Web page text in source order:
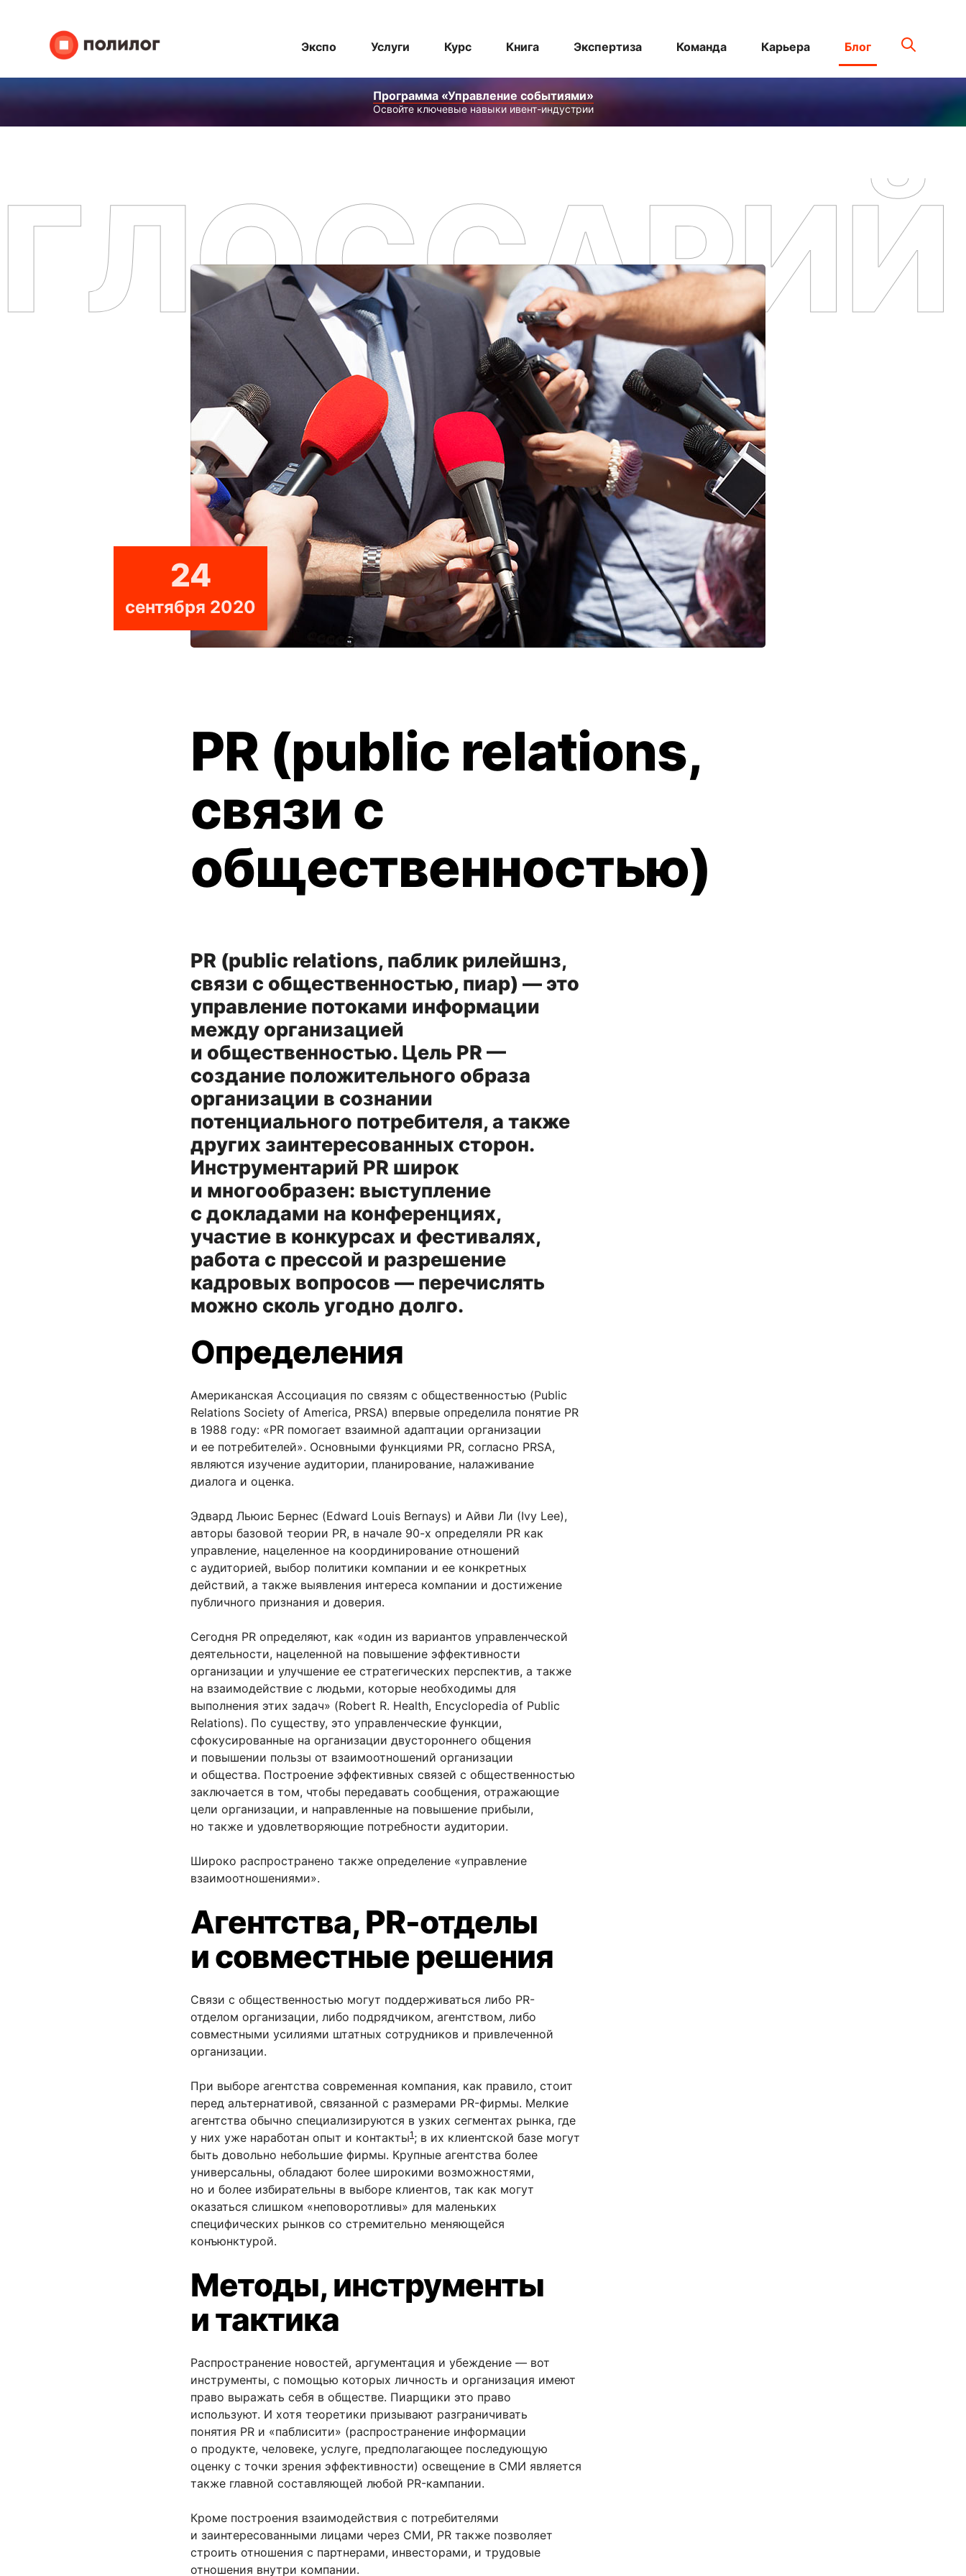
Экспо Услуги Курс Книга Экспертиза Команда Карьера Блог
Программа «Управление событиями»
Освойте ключевые навыки ивент-индустрии
ГЛОССАРИЙ
PR (public relations,
связи с
общественностью)
24
сентября 2020
PR (public relations, паблик рилейшнз,
связи с общественностью, пиар) — это
управление потоками информации
между организацией
и общественностью. Цель PR —
создание положительного образа
организации в сознании
потенциального потребителя, а также
других заинтересованных сторон.
Инструментарий PR широк
и многообразен: выступление
с докладами на конференциях,
участие в конкурсах и фестивалях,
работа с прессой и разрешение
кадровых вопросов — перечислять
можно сколь угодно долго.
Определения
Американская Ассоциация по связям с общественностью (Public
Relations Society of America, PRSA) впервые определила понятие PR
в 1988 году: «PR помогает взаимной адаптации организации
и ее потребителей». Основными функциями PR, согласно PRSA,
являются изучение аудитории, планирование, налаживание
диалога и оценка.
Эдвард Льюис Бернес (Edward Louis Bernays) и Айви Ли (Ivy Lee),
авторы базовой теории PR, в начале 90-х определяли PR как
управление, нацеленное на координирование отношений
с аудиторией, выбор политики компании и ее конкретных
действий, а также выявления интереса компании и достижение
публичного признания и доверия.
Сегодня PR определяют, как «один из вариантов управленческой
деятельности, нацеленной на повышение эффективности
организации и улучшение ее стратегических перспектив, а также
на взаимодействие с людьми, которые необходимы для
выполнения этих задач» (Robert R. Health, Encyclopedia of Public
Relations). По существу, это управленческие функции,
сфокусированные на организации двустороннего общения
и повышении пользы от взаимоотношений организации
и общества. Построение эффективных связей с общественностью
заключается в том, чтобы передавать сообщения, отражающие
цели организации, и направленные на повышение прибыли,
но также и удовлетворяющие потребности аудитории.
Широко распространено также определение «управление
взаимоотношениями».
Агентства, PR-отделы
и совместные решения
Связи с общественностью могут поддерживаться либо PR-
отделом организации, либо подрядчиком, агентством, либо
совместными усилиями штатных сотрудников и привлеченной
организации.
При выборе агентства современная компания, как правило, стоит
перед альтернативой, связанной с размерами PR-фирмы. Мелкие
агентства обычно специализируются в узких сегментах рынка, где
у них уже наработан опыт и контакты1 ; в их клиентской базе могут
быть довольно небольшие фирмы. Крупные агентства более
универсальны, обладают более широкими возможностями,
но и более избирательны в выборе клиентов, так как могут
оказаться слишком «неповоротливы» для маленьких
специфических рынков со стремительно меняющейся
конъюнктурой.
Методы, инструменты
и тактика
Распространение новостей, аргументация и убеждение — вот
инструменты, с помощью которых личность и организация имеют
право выражать себя в обществе. Пиарщики это право
используют. И хотя теоретики призывают разграничивать
понятия PR и «паблисити» (распространение информации
о продукте, человеке, услуге, предполагающее последующую
оценку с точки зрения эффективности) освещение в СМИ является
также главной составляющей любой PR-кампании.
Кроме построения взаимодействия с потребителями
и заинтересованными лицами через СМИ, PR также позволяет
строить отношения с партнерами, инвесторами, и трудовые
отношения внутри компании.